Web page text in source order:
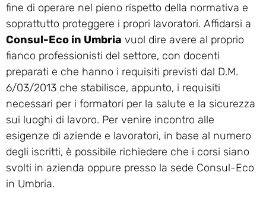
fine di operare nel pieno rispetto della normativa e
soprattutto proteggere i propri lavoratori. Affidarsi a
Consul-Eco in Umbria vuol dire avere al proprio
fianco professionisti del settore, con docenti
preparati e che hanno i requisiti previsti dal D.M.
6/03/2013 che stabilisce, appunto, i requisiti
necessari per i formatori per la salute e la sicurezza
sui luoghi di lavoro. Per venire incontro alle
esigenze di aziende e lavoratori, in base al numero
degli iscritti, è possibile richiedere che i corsi siano
svolti in azienda oppure presso la sede Consul-Eco
in Umbria.